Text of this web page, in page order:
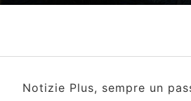
Notizie Plus, sempre un